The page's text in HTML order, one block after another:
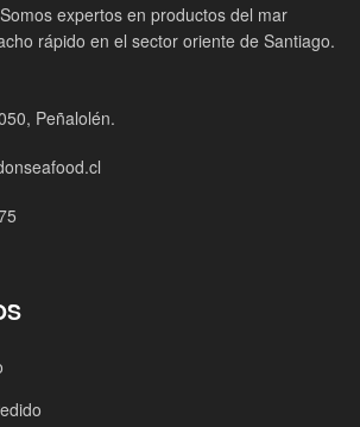
expertos en productos del mar
rápido en el sector oriente de Santiago.
Peñalolén.